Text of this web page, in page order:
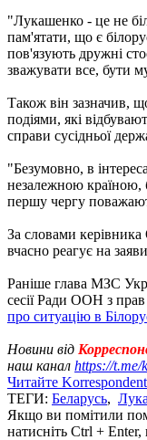
"Лукашенко - це не
пам'ятати, що є
пов'язують дружні
зважувати все, бути
Також він зазначив,
подіями, які
справи сусідньої
"Безумовно, в
незалежною країною,
першу чергу
За словами
вчасно реагує на
Раніше глава МЗС
сесії Ради ООН з
про ситуацію в
Новини від
наш канал https://t.me/
Читайте
ТЕГИ: Беларусь,
Якщо ви помітили
натисніть Ctrl +